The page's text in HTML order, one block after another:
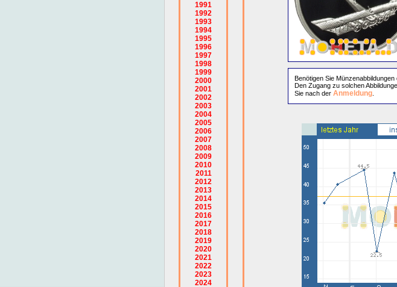
1991
1992
1993
1994
1995
1996
1997
1998
1999
2000
2001
2002
2003
2004
2005
2006
2007
2008
2009
2010
2011
2012
2013
2014
2015
2016
2017
2018
2019
2020
2021
2022
2023
2024
Benötigen Sie Münzenabbildungen
Den Zugang zu solchen
Sie nach der Anmeldung.